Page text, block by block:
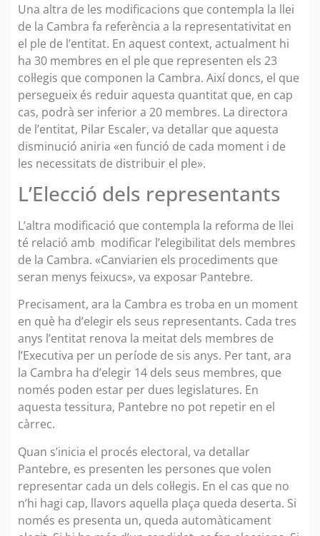
Una altra de les modificacions que contempla la llei
de la Cambra fa referència a la representativitat en
el ple de l’entitat. En aquest context, actualment hi
ha 30 membres en el ple que representen els 23
col·legis que componen la Cambra. Així doncs, el que
persegueix és reduir aquesta quantitat que, en cap
cas, podrà ser inferior a 20 membres. La directora
de l’entitat, Pilar Escaler, va detallar que aquesta
disminució aniria «en funció de cada moment i de
les necessitats de distribuir el ple».
L’Elecció dels representants
L’altra modificació que contempla la reforma de llei
té relació amb modificar l’elegibilitat dels membres
de la Cambra. «Canviarien els procediments que
seran menys feixucs», va exposar Pantebre.
Precisament, ara la Cambra es troba en un moment
en què ha d’elegir els seus representants. Cada tres
anys l’entitat renova la meitat dels membres de
l’Executiva per un període de sis anys. Per tant, ara
la Cambra ha d’elegir 14 dels seus membres, que
només poden estar per dues legislatures. En
aquesta tessitura, Pantebre no pot repetir en el
càrrec.
Quan s’inicia el procés electoral, va detallar
Pantebre, es presenten les persones que volen
representar cada un dels col·legis. En el cas que no
n’hi hagi cap, llavors aquella plaça queda deserta. Si
només es presenta un, queda automàticament